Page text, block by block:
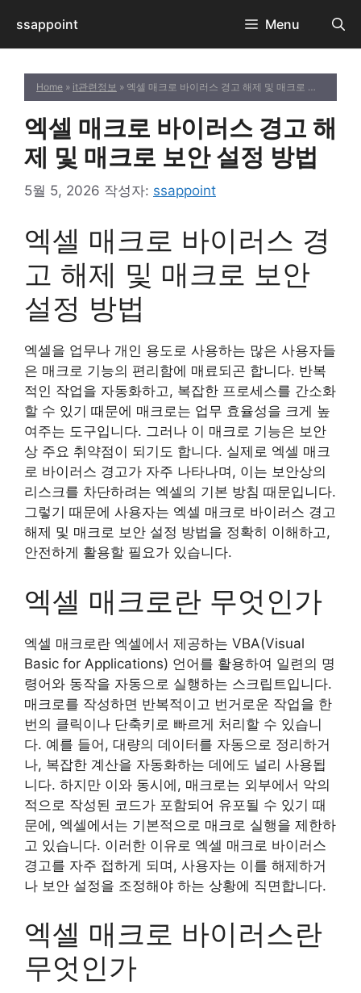
츠
ssappoint Menu
Home » it관련정보 » 엑셀 매크로 바이러스 경고 해제 및 매크로 보안 설정 방법
엑셀 매크로 바이러스 경고 해
제 및 매크로 보안 설정 방법
5월 5, 2026 작성자: ssappoint
엑셀 매크로 바이러스 경
고 해제 및 매크로 보안
설정 방법
엑셀을 업무나 개인 용도로 사용하는 많은 사용자들
은 매크로 기능의 편리함에 매료되곤 합니다. 반복
적인 작업을 자동화하고, 복잡한 프로세스를 간소화
할 수 있기 때문에 매크로는 업무 효율성을 크게 높
여주는 도구입니다. 그러나 이 매크로 기능은 보안
상 주요 취약점이 되기도 합니다. 실제로 엑셀 매크
로 바이러스 경고가 자주 나타나며, 이는 보안상의
리스크를 차단하려는 엑셀의 기본 방침 때문입니다.
그렇기 때문에 사용자는 엑셀 매크로 바이러스 경고
해제 및 매크로 보안 설정 방법을 정확히 이해하고,
안전하게 활용할 필요가 있습니다.
엑셀 매크로란 무엇인가
엑셀 매크로란 엑셀에서 제공하는 VBA(Visual
Basic for Applications) 언어를 활용하여 일련의 명
령어와 동작을 자동으로 실행하는 스크립트입니다.
매크로를 작성하면 반복적이고 번거로운 작업을 한
번의 클릭이나 단축키로 빠르게 처리할 수 있습니
다. 예를 들어, 대량의 데이터를 자동으로 정리하거
나, 복잡한 계산을 자동화하는 데에도 널리 사용됩
니다. 하지만 이와 동시에, 매크로는 외부에서 악의
적으로 작성된 코드가 포함되어 유포될 수 있기 때
문에, 엑셀에서는 기본적으로 매크로 실행을 제한하
고 있습니다. 이러한 이유로 엑셀 매크로 바이러스
경고를 자주 접하게 되며, 사용자는 이를 해제하거
나 보안 설정을 조정해야 하는 상황에 직면합니다.
엑셀 매크로 바이러스란
무엇인가